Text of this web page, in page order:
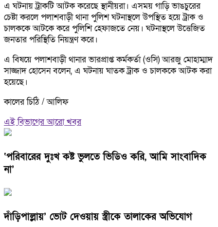
এ ঘটনায় ট্রাকটি আটক করেছে স্থানীয়রা। এসময় গাড়ি ভাঙচুরের
চেষ্টা করলে পলাশবাড়ী থানা পুলিশ ঘটনাস্থলে উপস্থিত হয়ে ট্রাক ও
চালককে আটকে করে পুলিশি হেফাজতে নেয়। ঘটনাস্থলে উত্তেজিত
জনতার পরিস্থিতি নিয়ন্ত্রণ করে।
এ বিষয়ে পলাশবাড়ী থানার ভারপ্রাপ্ত কর্মকর্তা (ওসি) আরজু মোহাম্মাদ
সাজ্জাদ হোসেন বলেন, এ ঘটনায় ঘাতক ট্রাক ও চালককে আটক করা
হয়েছে।
কালের চিঠি / আলিফ
এই বিভাগের আরো খবর
‘পরিবারের দুঃখ কষ্ট ভুলতে ভিডিও করি, আমি সাংবাদিক
না’
দাঁড়িপাল্লায়’ ভোট দেওয়ায় স্ত্রীকে তালাকের অভিযোগ